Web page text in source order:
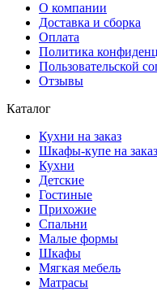
О компании
Доставка и сборка
Оплата
Политика
Пользовательской
Отзывы
Каталог
Кухни на заказ
Шкафы-купе на заказ
Кухни
Детские
Гостиные
Прихожие
Спальни
Малые формы
Шкафы
Мягкая мебель
Матрасы